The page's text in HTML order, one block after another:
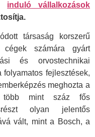
induló vállalkozások
társaság korszerű
cégek számára gyárt
és orvostechnikai
fejlesztések,
meghozta a
több mint száz fős
olyan jelentős
vált, mint a Bosch, a